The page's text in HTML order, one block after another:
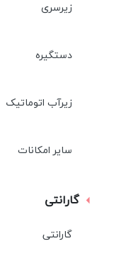
زیرسری
دستگیره
زیرآب اتوماتیک
سایر امکانات
گارانتی
گارانتی